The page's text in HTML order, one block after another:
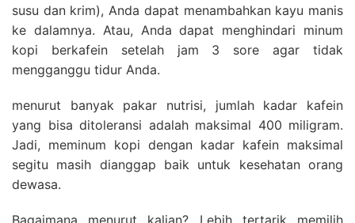
susu dan krim), Anda dapat menambahkan kayu manis
ke dalamnya. Atau, Anda dapat menghindari minum
kopi berkafein setelah jam 3 sore agar tidak
mengganggu tidur Anda.
menurut banyak pakar nutrisi, jumlah kadar kafein
yang bisa ditoleransi adalah maksimal 400 miligram.
Jadi, meminum kopi dengan kadar kafein maksimal
segitu masih dianggap baik untuk kesehatan orang
dewasa.
Bagaimana menurut kalian? Lebih tertarik memilih